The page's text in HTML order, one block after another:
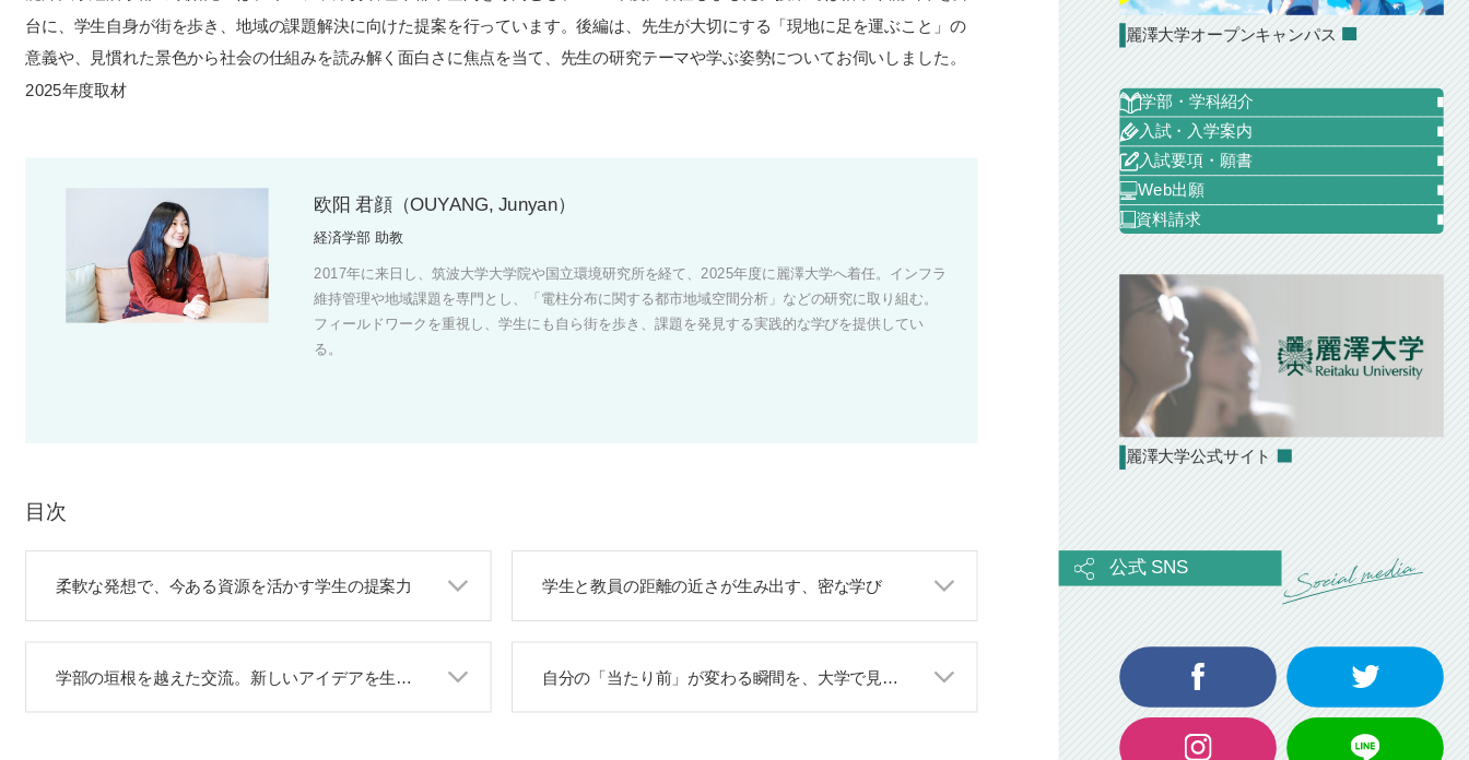
台に、学生自身が街を歩き、地域の課題解決に向けた提案を行っています。後編は、先生が大切にする「現地に足を運ぶこと」の
意義や、見慣れた景色から社会の仕組みを読み解く面白さに焦点を当て、先生の研究テーマや学ぶ姿勢についてお伺いしました。
2025年度取材
欧阳 君顔（OUYANG, Junyan）
経済学部 助教
2017年に来日し、筑波大学大学院や国立環境研究所を経て、2025年度に麗澤大学へ着任。インフラ
維持管理や地域課題を専門とし、「電柱分布に関する都市地域空間分析」などの研究に取り組む。
フィールドワークを重視し、学生にも自ら街を歩き、課題を発見する実践的な学びを提供してい
る。
目次
柔軟な発想で、今ある資源を活かす学生の提案力 学生と教員の距離の近さが生み出す、密な学び
麗澤大学オープンキャンパス
学部・学科紹介
入試・入学案内
入試要項・願書
Web出願
資料請求
麗澤大学公式サイト
公式 SNS